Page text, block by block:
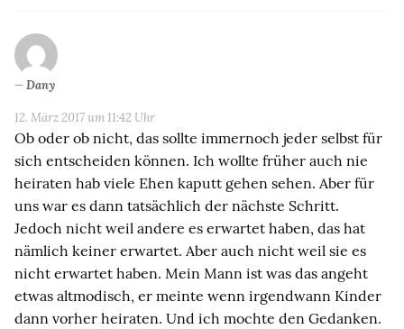
Dany
12. März 2017 um 11:42 Uhr
Ob oder ob nicht, das sollte immernoch jeder selbst für
sich entscheiden können. Ich wollte früher auch nie
heiraten hab viele Ehen kaputt gehen sehen. Aber für
uns war es dann tatsächlich der nächste Schritt.
Jedoch nicht weil andere es erwartet haben, das hat
nämlich keiner erwartet. Aber auch nicht weil sie es
nicht erwartet haben. Mein Mann ist was das angeht
etwas altmodisch, er meinte wenn irgendwann Kinder
dann vorher heiraten. Und ich mochte den Gedanken.